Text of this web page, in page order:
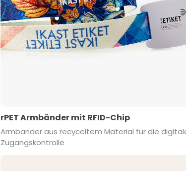
rPET Armbänder mit RFID-Chip
Armbänder aus recyceltem Material für die
Zugangskontrolle